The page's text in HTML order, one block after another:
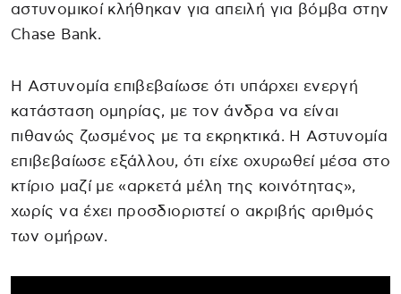
αστυνομικοί κλήθηκαν για απειλή για βόμβα στην
Chase Bank.
Η Αστυνομία επιβεβαίωσε ότι υπάρχει ενεργή
κατάσταση ομηρίας, με τον άνδρα να είναι
πιθανώς ζωσμένος με τα εκρηκτικά. Η Αστυνομία
επιβεβαίωσε εξάλλου, ότι είχε οχυρωθεί μέσα στο
κτίριο μαζί με «αρκετά μέλη της κοινότητας»,
χωρίς να έχει προσδιοριστεί ο ακριβής αριθμός
των ομήρων.